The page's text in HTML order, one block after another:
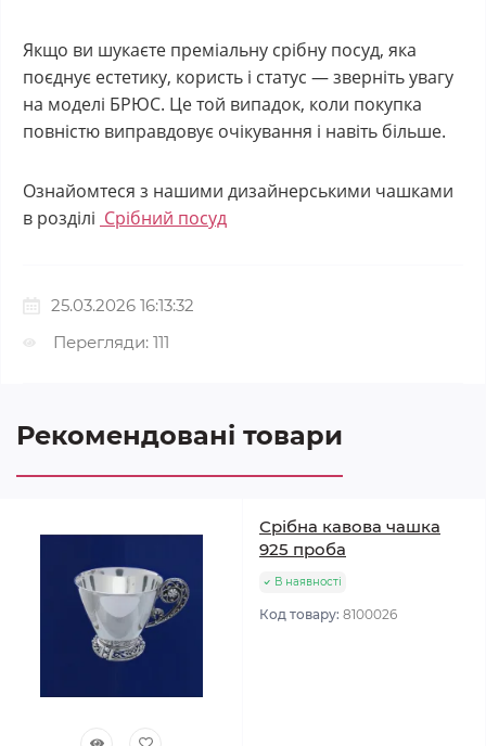
Якщо ви шукаєте преміальну срібну посуд, яка
поєднує естетику, користь і статус — зверніть увагу
на моделі БРЮС. Це той випадок, коли покупка
повністю виправдовує очікування і навіть більше.
Ознайомтеся з нашими дизайнерськими чашками
в розділі Срібний посуд
25.03.2026 16:13:32
Перегляди: 111
Рекомендовані товари
Срібна кавова чашка
925 проба
В наявності
Код товару: 8100026